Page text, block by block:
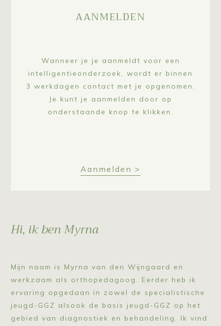
AANMELDEN
Wanneer je je aanmeldt voor een
intelligentieonderzoek, wordt er binnen
3 werkdagen contact met je opgenomen.
Je kunt je aanmelden door op
onderstaande knop te klikken.
Aanmelden >
Hi, ik ben Myrna
Mijn naam is Myrna van den Wijngaard en
werkzaam als orthopedagoog. Eerder heb ik
ervaring opgedaan in zowel de specialistische
jeugd-GGZ alsook de basis jeugd-GGZ op het
gebied van diagnostiek en behandeling. Ik vind